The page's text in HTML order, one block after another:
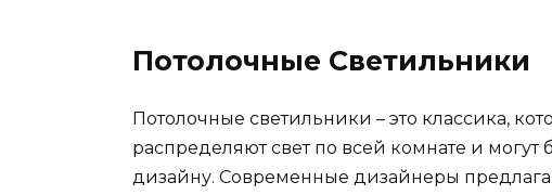
Потолочные Светильники
Потолочные светильники – это классика,
распределяют свет по всей комнате и
дизайну. Современные дизайнеры